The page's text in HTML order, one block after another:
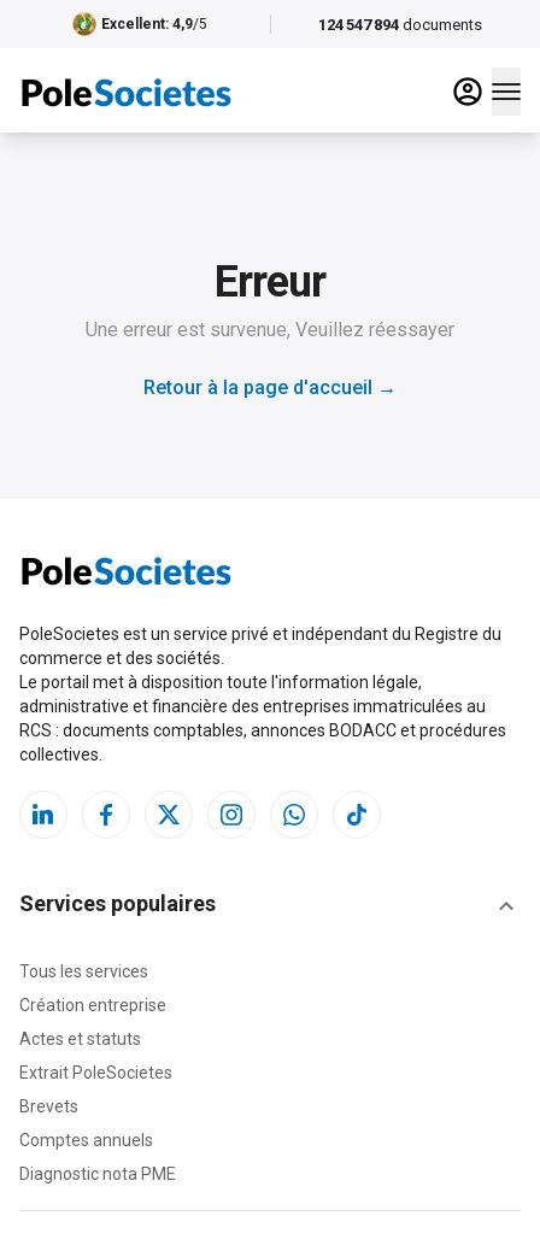
124 547 894 documents
Excellent: 4,9/5
Erreur
Une erreur est survenue, Veuillez réessayer
Retour à la page d'accueil →
PoleSocietes est un service privé et indépendant du Registre du
commerce et des sociétés.
Le portail met à disposition toute l'information légale,
administrative et financière des entreprises immatriculées au
RCS : documents comptables, annonces BODACC et procédures
collectives.
Services populaires
Tous les services
Création entreprise
Actes et statuts
Extrait PoleSocietes
Brevets
Comptes annuels
Diagnostic nota PME